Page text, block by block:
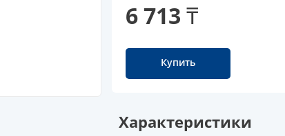
6 713 ₸
Купить
Характеристики